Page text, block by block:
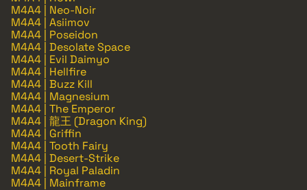
M4A4 | Neo-Noir
M4A4 | Asiimov
M4A4 | Poseidon
M4A4 | Desolate Space
M4A4 | Evil Daimyo
M4A4 | Hellfire
M4A4 | Buzz Kill
M4A4 | Magnesium
M4A4 | The Emperor
M4A4 | 龍王 (Dragon King)
M4A4 | Griffin
M4A4 | Tooth Fairy
M4A4 | Desert-Strike
M4A4 | Royal Paladin
M4A4 | Mainframe